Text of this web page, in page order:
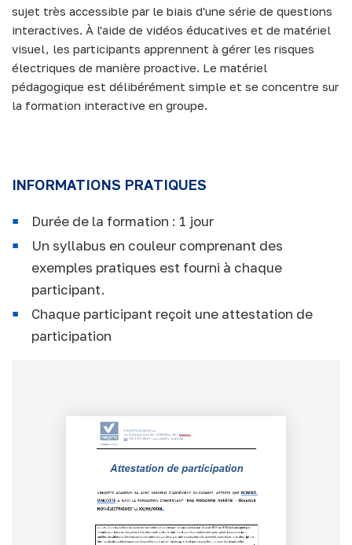
sujet très accessible par le biais d'une série de questions
interactives. À l'aide de vidéos éducatives et de matériel
visuel, les participants apprennent à gérer les risques
électriques de manière proactive. Le matériel
pédagogique est délibérément simple et se concentre sur
la formation interactive en groupe.
INFORMATIONS PRATIQUES
Durée de la formation : 1 jour
Un syllabus en couleur comprenant des
exemples pratiques est fourni à chaque
participant.
Chaque participant reçoit une attestation de
participation